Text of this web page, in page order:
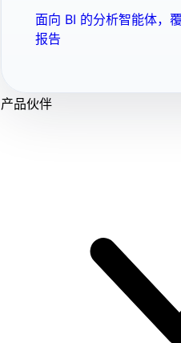
面向 BI 的分析智能体，
报告
产品伙伴